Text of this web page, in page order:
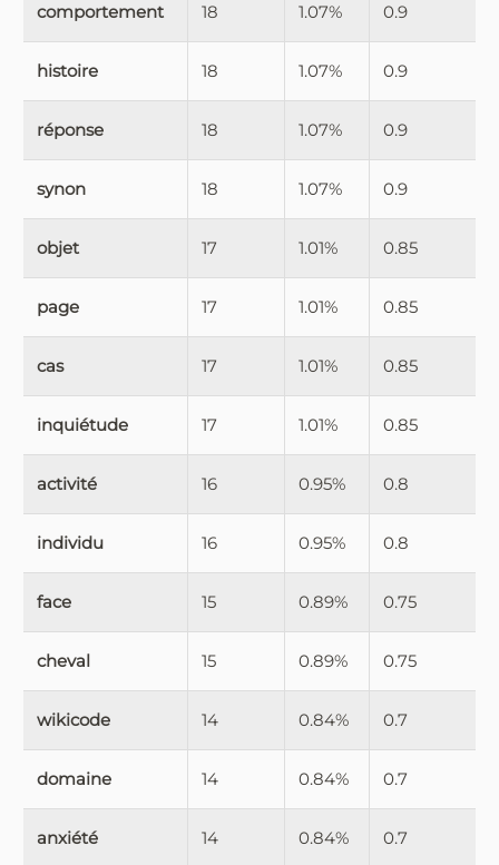
comportement 18 1.07% 0.9
histoire 18 1.07% 0.9
réponse 18 1.07% 0.9
synon 18 1.07% 0.9
objet 17 1.01% 0.85
page 17 1.01% 0.85
cas 17 1.01% 0.85
inquiétude 17 1.01% 0.85
activité 16 0.95% 0.8
individu 16 0.95% 0.8
face 15 0.89% 0.75
cheval 15 0.89% 0.75
wikicode 14 0.84% 0.7
domaine 14 0.84% 0.7
anxiété 14 0.84% 0.7